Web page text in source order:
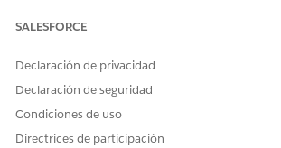
Componente para actualizar: El
Nueva capacidad de RAM: La capacidad
actualización de RAM.
Nuevo tamaño de disco: El tamaño que
actualización del disco.
SALESFORCE
Declaración de privacidad
Declaración de seguridad
Condiciones de uso
Directrices de participación